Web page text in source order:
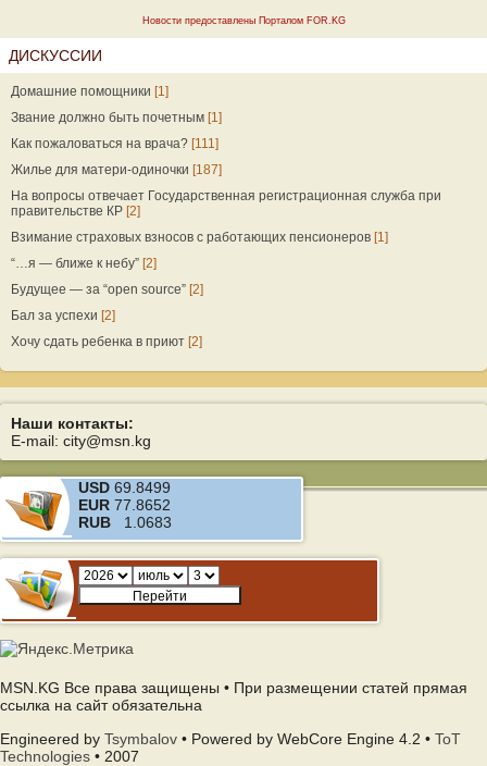
Новости предоставлены Порталом FOR.KG
ДИСКУССИИ
Домашние помощники [1]
Звание должно быть почетным [1]
Как пожаловаться на врача? [111]
Жилье для матери-одиночки [187]
На вопросы отвечает Государственная регистрационная служба при
правительстве КР [2]
Взимание страховых взносов с работающих пенсионеров [1]
“…я — ближе к небу” [2]
Будущее — за “open source” [2]
Бал за успехи [2]
Хочу сдать ребенка в приют [2]
Наши контакты:
E-mail: city@msn.kg
USD 69.8499
EUR 77.8652
RUB 1.0683
MSN.KG Все права защищены • При размещении статей прямая
ссылка на сайт обязательна
Engineered by Tsymbalov • Powered by WebCore Engine 4.2 • ToT
Technologies • 2007